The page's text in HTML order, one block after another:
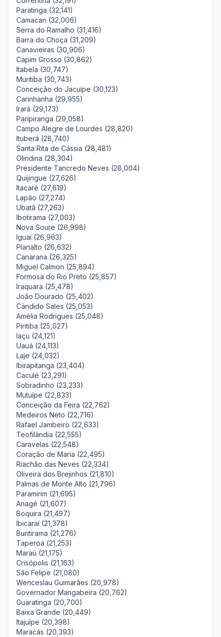
Paratinga (32,141)
Camacan (32,006)
Serra do Ramalho (31,416)
Barra do Choça (31,209)
Canavieiras (30,906)
Capim Grosso (30,862)
Itabela (30,747)
Muritiba (30,743)
Conceição do Jacuípe (30,123)
Carinhanha (29,955)
Irará (29,173)
Paripiranga (29,058)
Campo Alegre de Lourdes (28,820)
Ituberá (28,740)
Santa Rita de Cássia (28,481)
Olindina (28,304)
Presidente Tancredo Neves (28,004)
Quijingue (27,626)
Itacaré (27,619)
Lapão (27,274)
Ubatã (27,263)
Ibotirama (27,003)
Nova Soure (26,998)
Iguaí (26,963)
Planalto (26,632)
Canarana (26,325)
Miguel Calmon (25,894)
Formosa do Rio Preto (25,857)
Iraquara (25,478)
João Dourado (25,402)
Cândido Sales (25,053)
Amélia Rodrigues (25,048)
Piritiba (25,027)
Iaçu (24,121)
Uauá (24,113)
Laje (24,032)
Ibirapitanga (23,404)
Caculé (23,291)
Sobradinho (23,233)
Mutuípe (22,833)
Conceição da Feira (22,762)
Medeiros Neto (22,716)
Rafael Jambeiro (22,633)
Teofilândia (22,555)
Caravelas (22,548)
Coração de Maria (22,495)
Riachão das Neves (22,334)
Oliveira dos Brejinhos (21,810)
Palmas de Monte Alto (21,796)
Paramirim (21,695)
Anagé (21,607)
Boquira (21,497)
Ibicaraí (21,378)
Buritirama (21,276)
Taperoá (21,253)
Maraú (21,175)
Crisópolis (21,163)
São Felipe (21,080)
Wenceslau Guimarães (20,978)
Governador Mangabeira (20,762)
Guaratinga (20,700)
Baixa Grande (20,449)
Itajuípe (20,398)
Maracás (20,393)